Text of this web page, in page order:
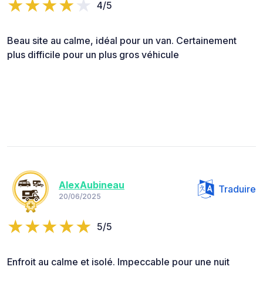
4/5
Beau site au calme, idéal pour un van. Certainement
plus difficile pour un plus gros véhicule
AlexAubineau
20/06/2025
Traduire
5/5
Enfroit au calme et isolé. Impeccable pour une nuit